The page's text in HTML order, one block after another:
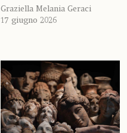
Graziella Melania Geraci
17 giugno 2026